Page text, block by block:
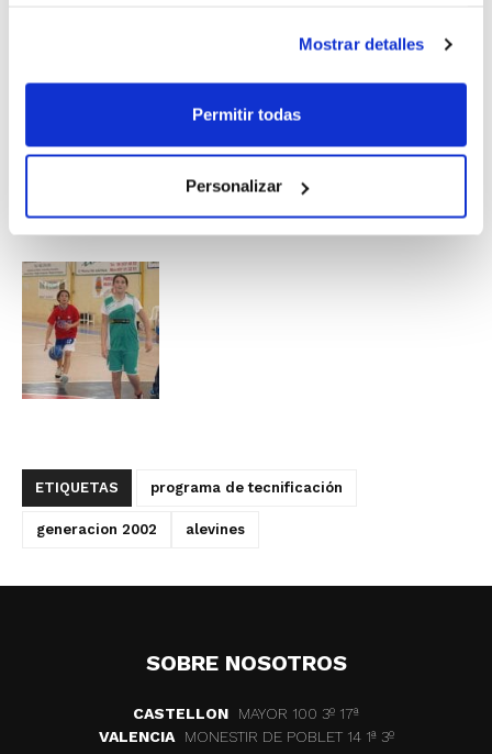
Mostrar detalles
Permitir todas
Personalizar
ETIQUETAS programa de tecnificación
generacion 2002 alevines
SOBRE NOSOTROS
CASTELLON
MAYOR 100 3º 17ª
VALENCIA
MONESTIR DE POBLET 14 1ª 3º